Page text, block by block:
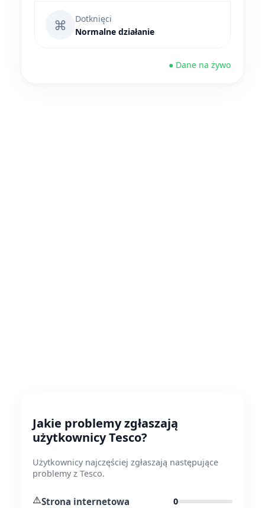
⌘
Dotknięci
Normalne działanie
● Dane na żywo
Jakie problemy zgłaszają
użytkownicy Tesco?
Użytkownicy najczęściej zgłaszają następujące
problemy z Tesco.
⚠️Strona internetowa 0